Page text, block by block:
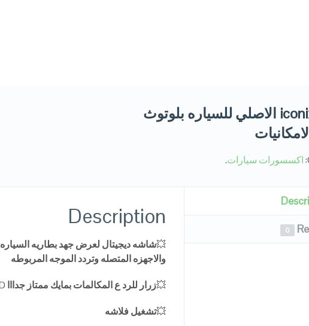
جهاز iconix الاصلي للسياره بلوتوث
اكسسورات سيارات.
0
Description
💥شاشه ديجيتال لعرض جهد بطاريه السياره
والاجهزه المتصله وتردد الموجه المربوطه
💥زرار للرد ع المكالمات بمايك ممتاز جدااا
💥تشغيل فلاشه